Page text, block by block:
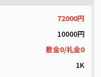
72000円
10000円
敷金0/礼金0
1K